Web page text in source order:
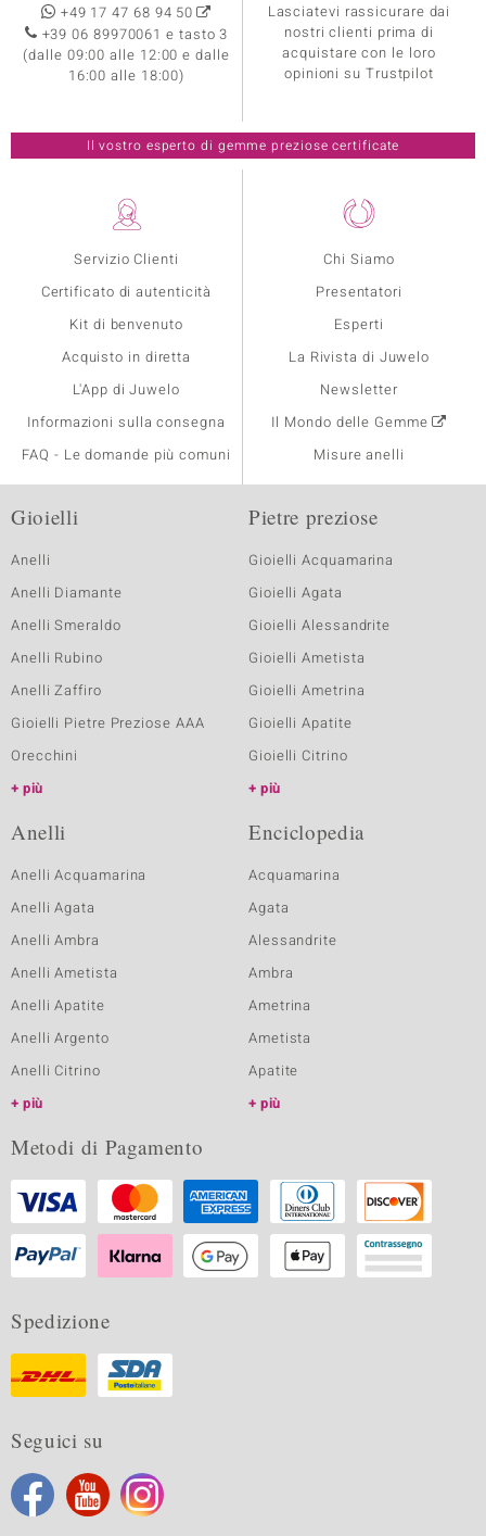
Servizio Clienti
Certificato di autenticità
Kit di benvenuto
Acquisto in diretta
L'App di Juwelo
Informazioni sulla consegna
FAQ - Le domande più comuni
Chi Siamo
Presentatori
Esperti
La Rivista di Juwelo
Newsletter
Il Mondo delle Gemme
Misure anelli
+49 17 47 68 94 50
+39 06 89970061 e tasto 3
(dalle 09:00 alle 12:00 e dalle
16:00 alle 18:00)
Lasciatevi rassicurare dai
nostri clienti prima di
acquistare con le loro
opinioni su Trustpilot
Il vostro esperto di gemme preziose certificate
Gioielli
Anelli
Anelli Diamante
Anelli Smeraldo
Anelli Rubino
Anelli Zaffiro
Gioielli Pietre Preziose AAA
Orecchini
più
Pietre preziose
Gioielli Acquamarina
Gioielli Agata
Gioielli Alessandrite
Gioielli Ametista
Gioielli Ametrina
Gioielli Apatite
Gioielli Citrino
più
Anelli
Anelli Acquamarina
Anelli Agata
Anelli Ambra
Anelli Ametista
Anelli Apatite
Anelli Argento
Anelli Citrino
più
Enciclopedia
Acquamarina
Agata
Alessandrite
Ambra
Ametrina
Ametista
Apatite
più
Metodi di Pagamento
Spedizione
Seguici su